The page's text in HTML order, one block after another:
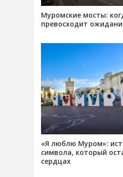
Муромские мосты:
превосходит
«Я люблю Муром»:
символа, который
сердцах